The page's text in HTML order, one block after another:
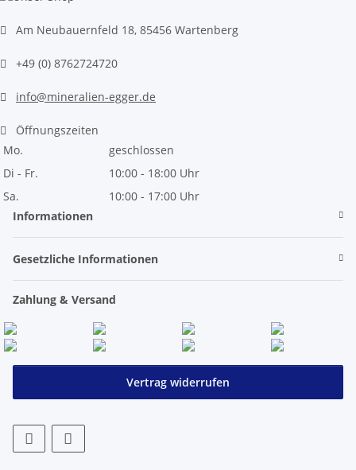
Am Neubauernfeld 18, 85456 Wartenberg
+49 (0) 8762724720
info@mineralien-egger.de
Öffnungszeiten
Mo.
geschlossen
Di - Fr.
10:00 - 18:00 Uhr
Sa.
10:00 - 17:00 Uhr
Informationen
Gesetzliche Informationen
Zahlung & Versand
Vertrag widerrufen